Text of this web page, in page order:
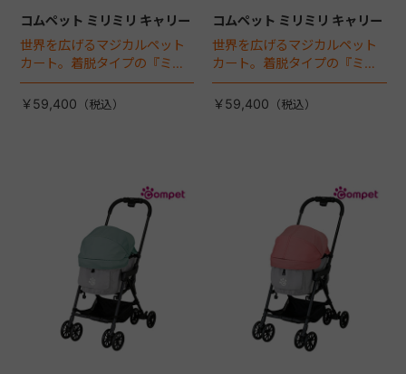
コムペット ミリミリ キャリー
世界を広げるマジカルペット
カート。着脱タイプの『ミリ
ミリEG』 がフルモデルチェン
ジ 。新機能「マジカルフォー
￥59,400
コムペット ミリミリ キャリー
世界を広げるマジカルペット
カート。着脱タイプの『ミリ
ミリEG』 がフルモデルチェン
ジ 。新機能「マジカルフォー
￥59,400